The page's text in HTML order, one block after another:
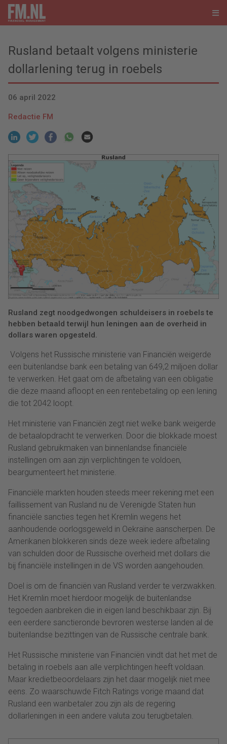
Rusland betaalt volgens ministerie
dollarlening terug in roebels
06 april 2022
Redactie FM
Rusland zegt noodgedwongen schuldeisers in roebels te
hebben betaald terwijl hun leningen aan de overheid in
dollars waren opgesteld.
Volgens het Russische ministerie van Financiën weigerde
een buitenlandse bank een betaling van 649,2 miljoen dollar
te verwerken. Het gaat om de afbetaling van een obligatie
die deze maand afloopt en een rentebetaling op een lening
die tot 2042 loopt.
Het ministerie van Financiën zegt niet welke bank weigerde
de betaalopdracht te verwerken. Door die blokkade moest
Rusland gebruikmaken van binnenlandse financiële
instellingen om aan zijn verplichtingen te voldoen,
beargumenteert het ministerie.
Financiële markten houden steeds meer rekening met een
faillissement van Rusland nu de Verenigde Staten hun
financiële sancties tegen het Kremlin wegens het
aanhoudende oorlogsgeweld in Oekraïne aanscherpen. De
Amerikanen blokkeren sinds deze week iedere afbetaling
van schulden door de Russische overheid met dollars die
bij financiële instellingen in de VS worden aangehouden.
Doel is om de financiën van Rusland verder te verzwakken.
Het Kremlin moet hierdoor mogelijk de buitenlandse
tegoeden aanbreken die in eigen land beschikbaar zijn. Bij
een eerdere sanctieronde bevroren westerse landen al de
buitenlandse bezittingen van de Russische centrale bank.
Het Russische ministerie van Financiën vindt dat het met de
betaling in roebels aan alle verplichtingen heeft voldaan.
Maar kredietbeoordelaars zijn het daar mogelijk niet mee
eens. Zo waarschuwde Fitch Ratings vorige maand dat
Rusland een wanbetaler zou zijn als de regering
dollarleningen in een andere valuta zou terugbetalen.